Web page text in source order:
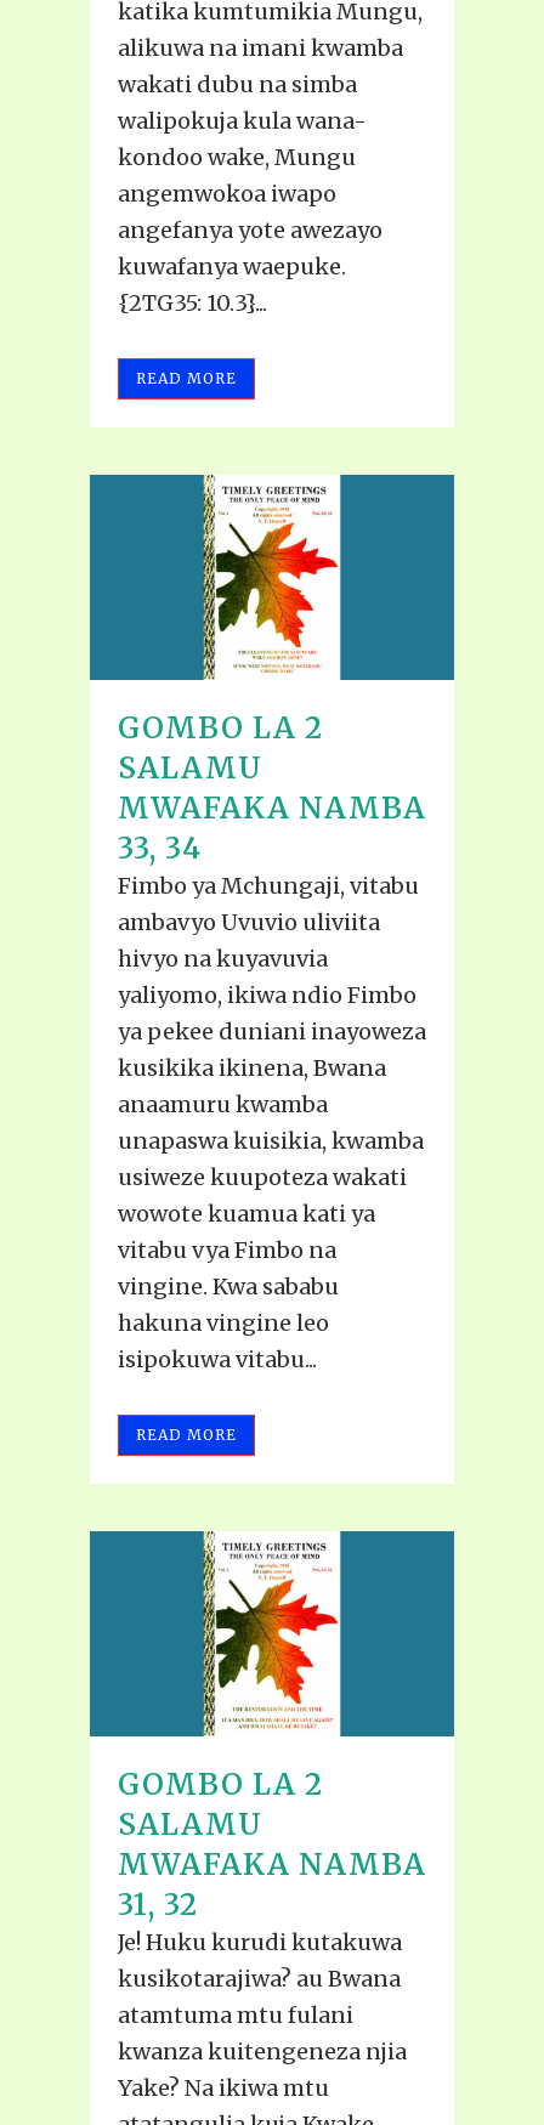
katika kumtumikia Mungu,
alikuwa na imani kwamba
wakati dubu na simba
walipokuja kula wana-
kondoo wake, Mungu
angemwokoa iwapo
angefanya yote awezayo
kuwafanya waepuke.
{2TG35: 10.3}...
READ MORE
GOMBO LA 2
SALAMU
MWAFAKA NAMBA
33, 34
Fimbo ya Mchungaji, vitabu
ambavyo Uvuvio uliviita
hivyo na kuyavuvia
yaliyomo, ikiwa ndio Fimbo
ya pekee duniani inayoweza
kusikika ikinena, Bwana
anaamuru kwamba
unapaswa kuisikia, kwamba
usiweze kuupoteza wakati
wowote kuamua kati ya
vitabu vya Fimbo na
vingine. Kwa sababu
hakuna vingine leo
isipokuwa vitabu...
READ MORE
GOMBO LA 2
SALAMU
MWAFAKA NAMBA
31, 32
Je! Huku kurudi kutakuwa
kusikotarajiwa? au Bwana
atamtuma mtu fulani
kwanza kuitengeneza njia
Yake? Na ikiwa mtu